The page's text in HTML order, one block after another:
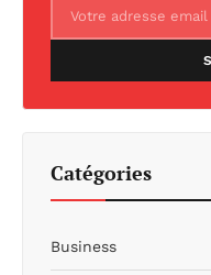
Catégories
Business